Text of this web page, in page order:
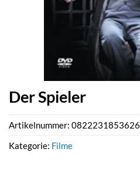
Der Spieler
Artikelnummer: 0822231853626
Kategorie: Filme